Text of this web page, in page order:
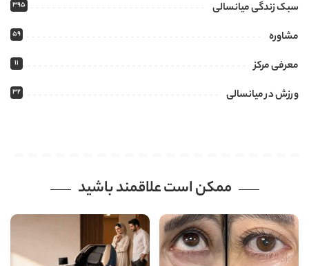
سبک زندگی میانسالی 395
مشاوره 59
معرفی مرکز 11
ورزش در میانسالی 32
ممکن است علاقمند باشید